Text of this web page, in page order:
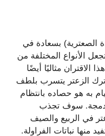
الصعترية) بسعادة في
الأنواع المختلفة من
الاقتران مثاليًا أيضًا
الزعتر يتسرب بلطف
به هو حصاده بانتظام
سوف تجذب
في الربيع والصيف
منها نباتات الفراولة.